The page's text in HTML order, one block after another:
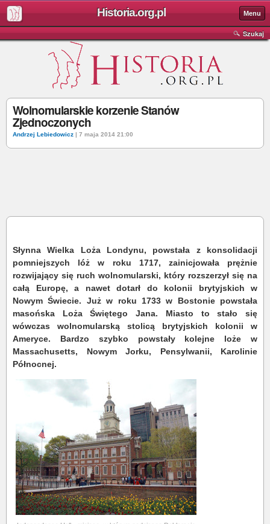
Historia.org.pl Menu
Szukaj
Wolnomularskie korzenie Stanów
Zjednoczonych
Andrzej Lebiedowicz | 7 maja 2014 21:00
Słynna Wielka Loża Londynu, powstała z konsolidacji
pomniejszych lóż w roku 1717, zainicjowała prężnie
rozwijający się ruch wolnomularski, który rozszerzył się na
całą Europę, a nawet dotarł do kolonii brytyjskich w
Nowym Świecie. Już w roku 1733 w Bostonie powstała
masońska Loża Świętego Jana. Miasto to stało się
wówczas wolnomularską stolicą brytyjskich kolonii w
Ameryce. Bardzo szybko powstały kolejne loże w
Massachusetts, Nowym Jorku, Pensylwanii, Karolinie
Północnej.